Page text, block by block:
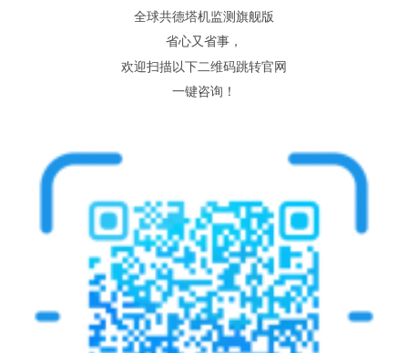
全球共德塔机监测旗舰版
省心又省事 ，
欢迎扫描以下二维码跳转官网
一键咨询 ！